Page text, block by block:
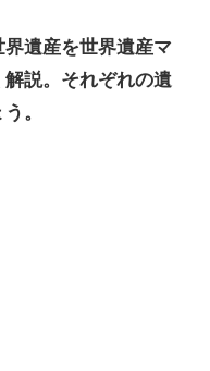
遺産を世界遺産マ
説。それぞれの遺
。